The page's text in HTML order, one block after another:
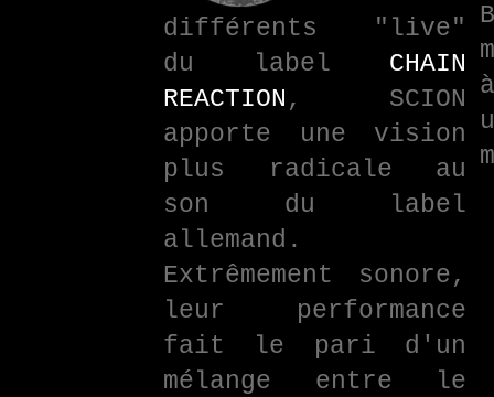
différents "live"
du label CHAIN
REACTION , SCION
apporte une vision
plus radicale au
son du label
allemand.
Extrêmement sonore,
leur performance
fait le pari d'un
mélange entre le